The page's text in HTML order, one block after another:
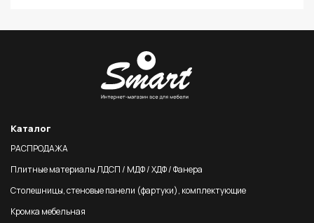
Каталог
РАСПРОДАЖА
Плитные материалы ЛДСП / МДФ / ХДФ / Фанера
Столешницы, стеновые панели (фартуки), комплектующие
Кромка мебельная